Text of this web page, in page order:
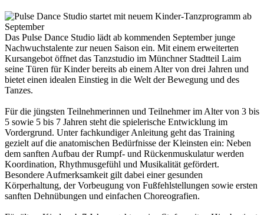
Das Pulse Dance Studio lädt ab kommenden September junge
Nachwuchstalente zur neuen Saison ein. Mit einem erweiterten
Kursangebot öffnet das Tanzstudio im Münchner Stadtteil Laim
seine Türen für Kinder bereits ab einem Alter von drei Jahren und
bietet einen idealen Einstieg in die Welt der Bewegung und des
Tanzes.
Für die jüngsten Teilnehmerinnen und Teilnehmer im Alter von 3 bis
5 sowie 5 bis 7 Jahren steht die spielerische Entwicklung im
Vordergrund. Unter fachkundiger Anleitung geht das Training
gezielt auf die anatomischen Bedürfnisse der Kleinsten ein: Neben
dem sanften Aufbau der Rumpf- und Rückenmuskulatur werden
Koordination, Rhythmusgefühl und Musikalität gefördert.
Besondere Aufmerksamkeit gilt dabei einer gesunden
Körperhaltung, der Vorbeugung von Fußfehlstellungen sowie ersten
sanften Dehnübungen und einfachen Choreografien.